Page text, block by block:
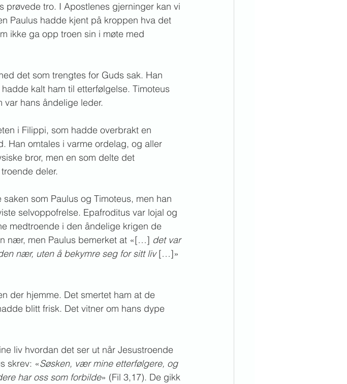
prøvede tro. I Apostlenes gjerninger kan vi
Paulus hadde kjent på kroppen hva det
ikke ga opp troen sin i møte med
det som trengtes for Guds sak. Han
kalt ham til etterfølgelse. Timoteus
var hans åndelige leder.
i Filippi, som hadde overbrakt en
Han omtales i varme ordelag, og aller
bror, men en som delte det
deler.
som Paulus og Timoteus, men han
selvoppofrelse. Epafroditus var lojal og
medtroende i den åndelige krigen de
nær, men Paulus bemerket at «[…] det var
nær, uten å bekymre seg for sitt liv […]»
der hjemme. Det smertet ham at de
blitt frisk. Det vitner om hans dype
liv hvordan det ser ut når Jesustroende
skrev: «Søsken, vær mine etterfølgere, og
har oss som forbilde» (Fil 3,17). De gikk